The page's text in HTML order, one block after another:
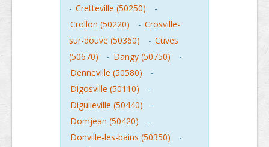
- Cretteville (50250)
-
Crollon (50220)
- Crosville-
sur-douve (50360)
- Cuves
(50670)
- Dangy (50750)
-
Denneville (50580)
-
Digosville (50110)
-
Digulleville (50440)
-
Domjean (50420)
-
Donville-les-bains (50350)
-